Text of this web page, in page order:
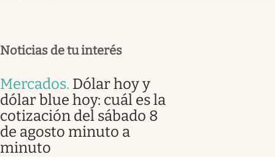
Noticias de tu interés
Mercados. Dólar hoy y
dólar blue hoy: cuál es la
cotización del sábado 8
de agosto minuto a
minuto